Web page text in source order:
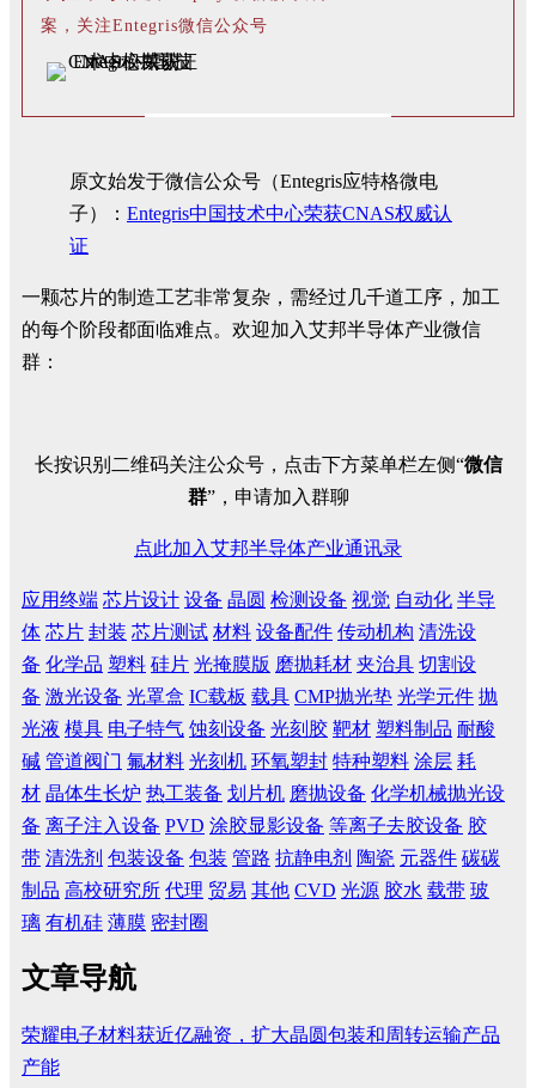
案，关注Entegris微信公众号
原文始发于微信公众号（Entegris应特格微电
子）： Entegris中国技术中心荣获CNAS权威认
证
一颗芯片的制造工艺非常复杂，需经过几千道工序，加工
的每个阶段都面临难点。欢迎加入艾邦半导体产业微信
群：
长按识别二维码关注公众号，点击下方菜单栏左侧“微信
群”，申请加入群聊
点此加入艾邦半导体产业通讯录
应用终端 芯片设计 设备 晶圆 检测设备 视觉 自动化 半导
体 芯片 封装 芯片测试 材料 设备配件 传动机构 清洗设
备 化学品 塑料 硅片 光掩膜版 磨抛耗材 夹治具 切割设
备 激光设备 光罩盒 IC载板 载具 CMP抛光垫 光学元件 抛
光液 模具 电子特气 蚀刻设备 光刻胶 靶材 塑料制品 耐酸
碱 管道阀门 氟材料 光刻机 环氧塑封 特种塑料 涂层 耗
材 晶体生长炉 热工装备 划片机 磨抛设备 化学机械抛光设
备 离子注入设备 PVD 涂胶显影设备 等离子去胶设备 胶
带 清洗剂 包装设备 包装 管路 抗静电剂 陶瓷 元器件 碳碳
制品 高校研究所 代理 贸易 其他 CVD 光源 胶水 载带 玻
璃 有机硅 薄膜 密封圈
文章导航
荣耀电子材料获近亿融资，扩大晶圆包装和周转运输产品
产能